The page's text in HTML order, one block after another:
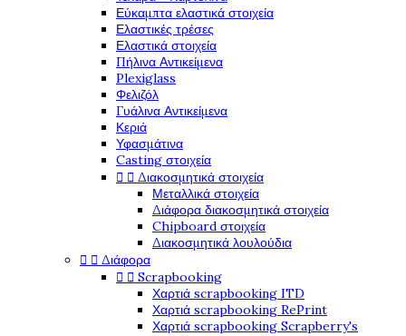
Εύκαμπτα ελαστικά στοιχεία
Ελαστικές τρέσες
Ελαστικά στοιχεία
Πήλινα Αντικείμενα
Plexiglass
Φελιζόλ
Γυάλινα Αντικείμενα
Κεριά
Υφασμάτινα
Casting στοιχεία
  Διακοσμητικά στοιχεία
Μεταλλικά στοιχεία
Διάφορα διακοσμητικά στοιχεία
Chipboard στοιχεία
Διακοσμητικά λουλούδια
  Διάφορα
  Scrapbooking
Χαρτιά scrapbooking ITD
Χαρτιά scrapbooking RePrint
Χαρτιά scrapbooking Scrapberry's